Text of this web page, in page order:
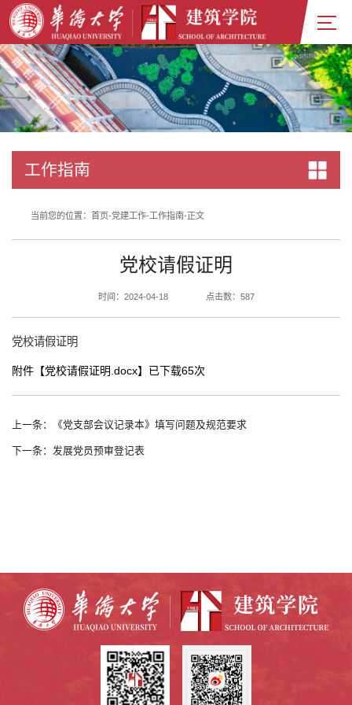
工作指南
当前您的位置： 首页-党建工作-工作指南-正文
党校请假证明
时间：2024-04-18 点击数： 587
党校请假证明
附件【党校请假证明.docx】已下载65次
上一条：《党支部会议记录本》填写问题及规范要求
下一条：发展党员预审登记表